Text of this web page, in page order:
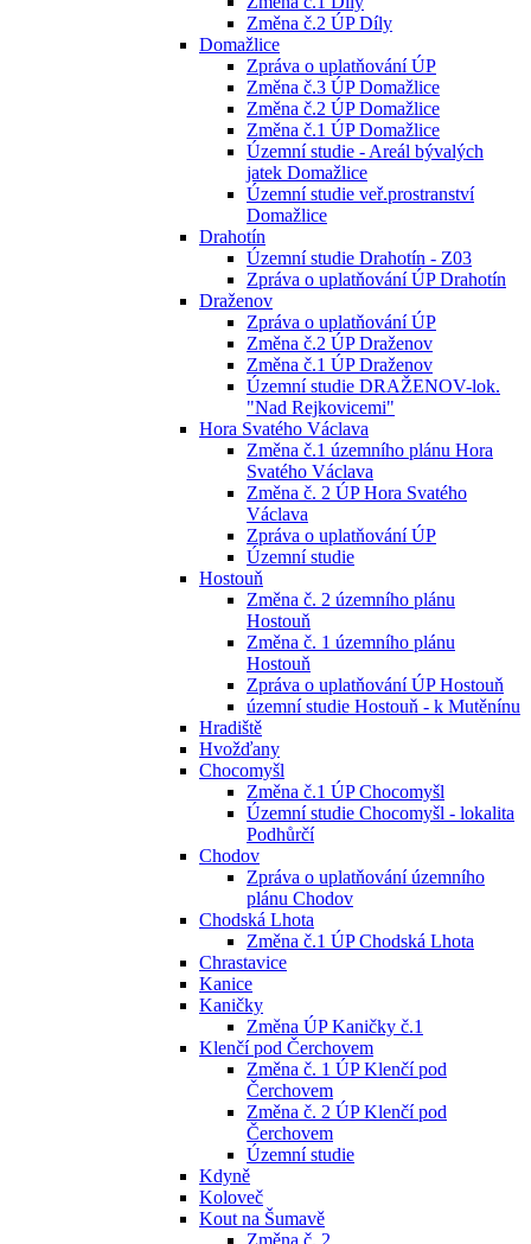
Změna č.2 ÚP Díly
Domažlice
Zpráva o uplatňování ÚP
Změna č.3 ÚP Domažlice
Změna č.2 ÚP Domažlice
Změna č.1 ÚP Domažlice
Územní studie - Areál bývalých
jatek Domažlice
Územní studie veř.prostranství
Domažlice
Drahotín
Územní studie Drahotín - Z03
Zpráva o uplatňování ÚP Drahotín
Draženov
Zpráva o uplatňování ÚP
Změna č.2 ÚP Draženov
Změna č.1 ÚP Draženov
Územní studie DRAŽENOV-lok.
"Nad Rejkovicemi"
Hora Svatého Václava
Změna č.1 územního plánu Hora
Svatého Václava
Změna č. 2 ÚP Hora Svatého
Václava
Zpráva o uplatňování ÚP
Územní studie
Hostouň
Změna č. 2 územního plánu
Hostouň
Změna č. 1 územního plánu
Hostouň
Zpráva o uplatňování ÚP Hostouň
územní studie Hostouň - k Mutěnínu
Hradiště
Hvožďany
Chocomyšl
Změna č.1 ÚP Chocomyšl
Územní studie Chocomyšl - lokalita
Podhůrčí
Chodov
Zpráva o uplatňování územního
plánu Chodov
Chodská Lhota
Změna č.1 ÚP Chodská Lhota
Chrastavice
Kanice
Kaničky
Změna ÚP Kaničky č.1
Klenčí pod Čerchovem
Změna č. 1 ÚP Klenčí pod
Čerchovem
Změna č. 2 ÚP Klenčí pod
Čerchovem
Územní studie
Kdyně
Koloveč
Kout na Šumavě
Změna č. 2